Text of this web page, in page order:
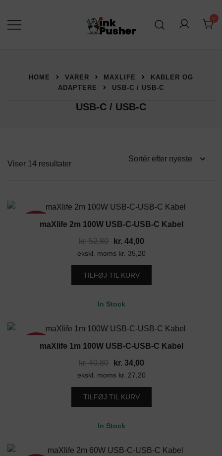
indhold
0
HOME VARER MAXLIFE
KABLER OG
ADAPTERE
USB-C / USB-C
USB-C / USB-C
Viser 14 resultaterSorteret
17%maXlife 2m 100W USB-C-USB-C Kabel
kr.52,80
Den
oprindelige
pris
var:
kr. 44,00
aktuelle
pris
ekskl. moms kr. 35,20
TILFØJ TIL KURV
In Stock
17%maXlife 1m 100W USB-C-USB-C Kabel
kr.40,80
Den
oprindelige
pris
var:
kr. 34,00
aktuelle
pris
ekskl. moms kr. 27,20
TILFØJ TIL KURV
In Stock